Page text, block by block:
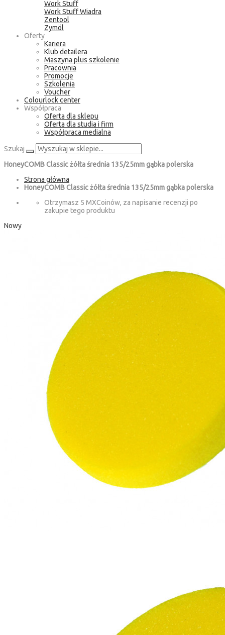
Work Stuff
Work Stuff Wiadra
Zentool
Zymöl
Oferty
Kariera
Klub detailera
Maszyna plus szkolenie
Pracownia
Promocje
Szkolenia
Voucher
Colourlock center
Współpraca
Oferta dla sklepu
Oferta dla studia i firm
Współpraca medialna
Szukaj
HoneyCOMB Classic żółta średnia 135/25mm gąbka polerska
Strona główna
HoneyCOMB Classic żółta średnia 135/25mm gąbka polerska
Otrzymasz 5 MXCoinów, za napisanie recenzji po
zakupie tego produktu
Nowy